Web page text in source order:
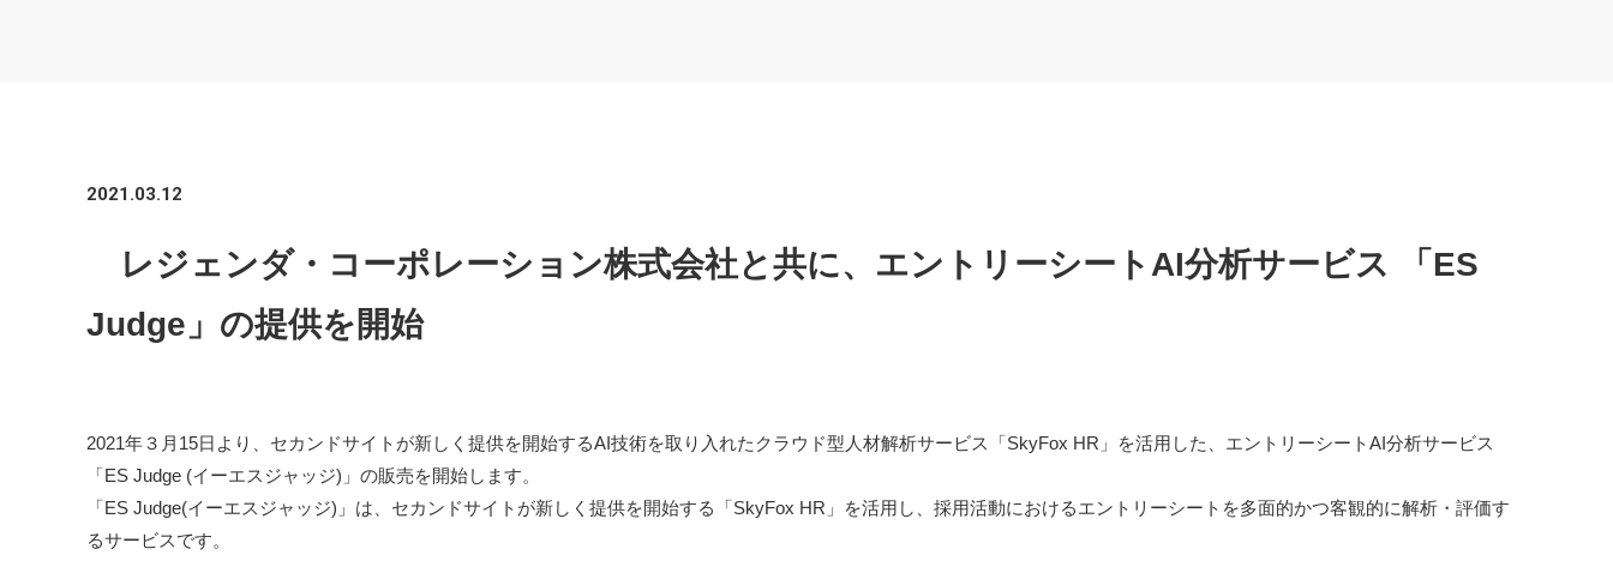
2021.03.12
レジェンダ・コーポレーション株式会社と共に、エントリーシートAI分析サービス 「ES
Judge」の提供を開始
2021年３月15日より、セカンドサイトが新しく提供を開始するAI技術を取り入れたクラウド型人材解析サービス「SkyFox HR」を活用した、エントリーシートAI分析サービス
「ES Judge (イーエスジャッジ)」の販売を開始します。
「ES Judge(イーエスジャッジ)」は、セカンドサイトが新しく提供を開始する「SkyFox HR」を活用し、採用活動におけるエントリーシートを多面的かつ客観的に解析・評価す
るサービスです。